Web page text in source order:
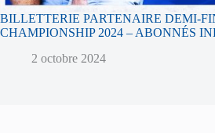
BILLETTERIE PARTENAIRE DEMI-
CHAMPIONSHIP 2024 – ABONNÉS
2 octobre 2024